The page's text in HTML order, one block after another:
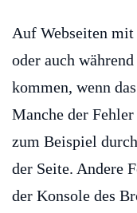
Auf Webseiten mit
oder auch
kommen, wenn
Manche der
zum Beispiel
der Seite. Andere
der Konsole des